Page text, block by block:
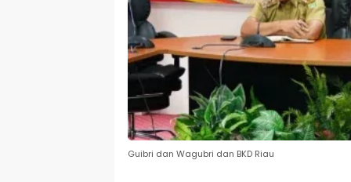
Guibri dan Wagubri dan BKD Riau